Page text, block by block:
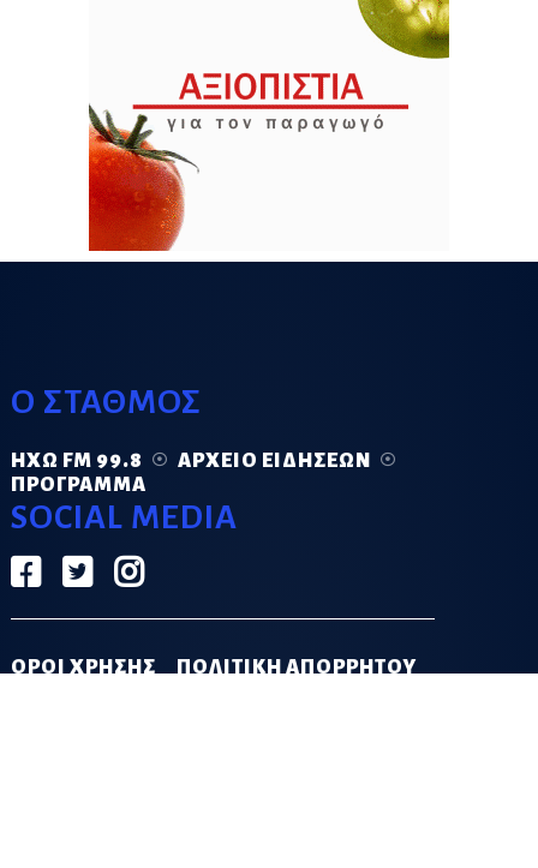
Ο ΣΤΑΘΜΟΣ
ΗΧΏ FM 99.8
ΑΡΧΕΊΟ ΕΙΔΉΣΕΩΝ
ΠΡΌΓΡΑΜΜΑ
SOCIAL MEDIA
ΟΡΟΙ ΧΡΗΣΗΣ ΠΟΛΙΤΙΚΗ ΑΠΟΡΡΗΤΟΥ